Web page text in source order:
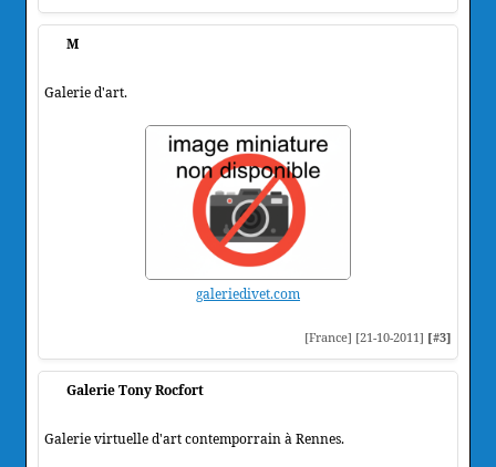
M
Galerie d'art.
galeriedivet.com
[France] [21-10-2011] [#3]
Galerie Tony Rocfort
Galerie virtuelle d'art contemporrain à Rennes.